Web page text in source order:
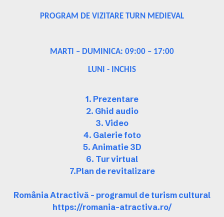
PROGRAM DE VIZITARE TURN MEDIEVAL
MARTI – DUMINICA: 09:00 – 17:00
LUNI - INCHIS
1. Prezentare
2. Ghid audio
3. Video
4. Galerie foto
5. Animatie 3D
6. Tur virtual
7.Plan de revitalizare
România Atractivă – programul de turism cultural
https://romania-atractiva.ro/